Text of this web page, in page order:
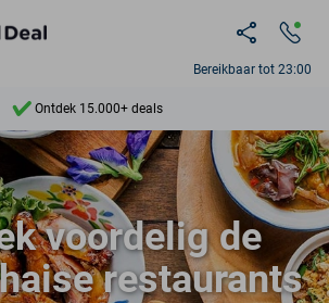
Bereikbaar tot 23:00
Ontdek 15.000+ deals
7 dagen per week beschikbaar
10+ miljoen leden
9,4
Ontdek 15.000+ deals
voordelig de
restaurants